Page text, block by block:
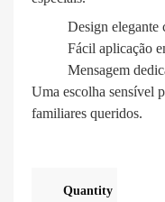
Design elegante
Fácil aplicação
Mensagem
Uma escolha sensível
familiares queridos.
Quantity